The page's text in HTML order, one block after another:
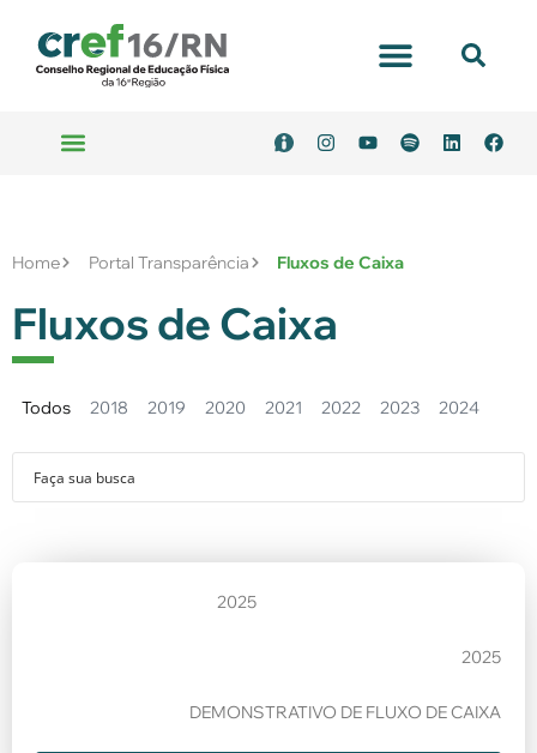
Home Portal Transparência Fluxos de Caixa
Fluxos de Caixa
2018 2019 2020 2021 2022 2023 2024
Todos
2025
2025
DEMONSTRATIVO DE FLUXO DE CAIXA